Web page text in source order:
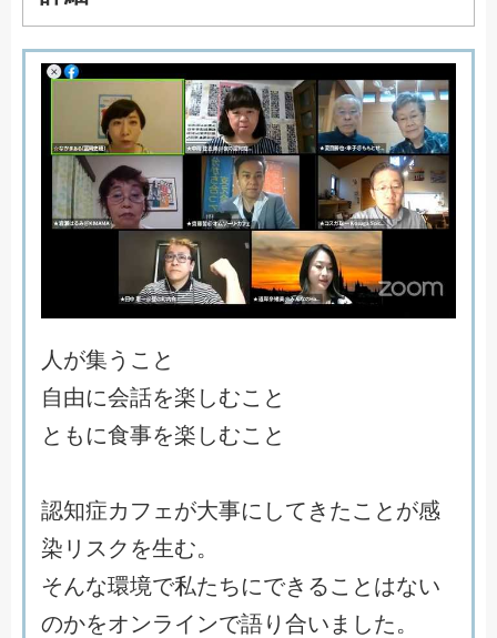
人 が集う こ と
自由に会話を楽 しむこ と
と も に食事を楽 しむこ と
認知症カ フ ェ が大事に して き たこ と が感
染 リ ス ク を生む。
そんな環境で私たちにでき るこ と はない
のかをオンラ イ ンで語り 合い ま した。